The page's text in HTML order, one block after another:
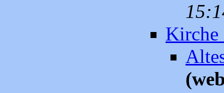
Kirche